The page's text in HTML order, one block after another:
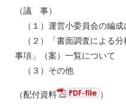
（議 事）
（１）運営小委員会の編成
（２）「書面調査による分
事項」（案）一覧について
（３）その他
（配付資料
）